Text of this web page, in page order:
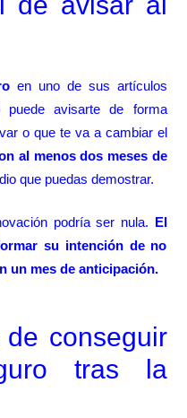
en uno de sus artículos
puede avisarte de forma
o que te va a cambiar el
al menos dos meses de
que puedas demostrar.
podría ser nula. El
su intención de no
un mes de anticipación.
conseguir
tras la